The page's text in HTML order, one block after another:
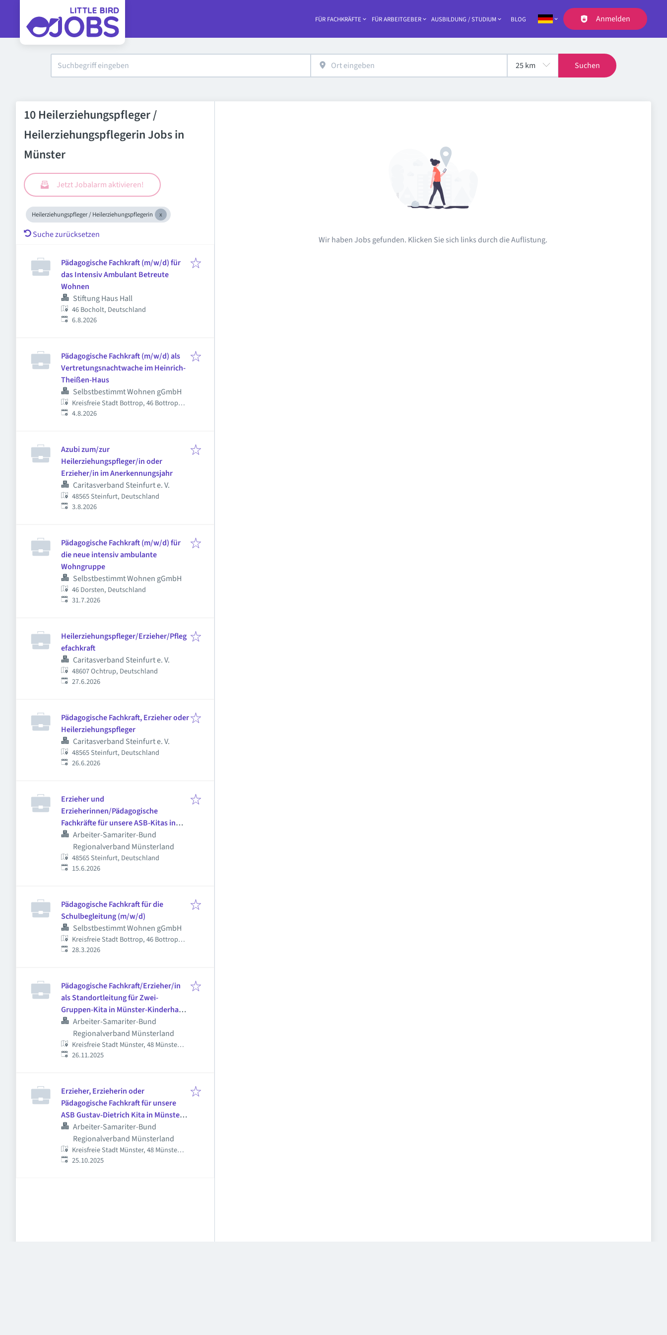
Haupt-Navigation
FÜR FACHKRÄFTE FÜR ARBEITGEBER AUSBILDUNG / STUDIUM BLOG Anmelden
Suchen
10 Heilerziehungspfleger /
Heilerziehungspflegerin Jobs in
Münster
Jetzt Jobalarm aktivieren!
Heilerziehungspfleger / Heilerziehungspflegerin
Suche zurücksetzen
Pädagogische Fachkraft (m/w/d) für
das Intensiv Ambulant Betreute
Wohnen
Stiftung Haus Hall
46 Bocholt, Deutschland
Veröffentlicht
6.8.2026
Pädagogische Fachkraft (m/w/d) als
Vertretungsnachtwache im Heinrich-
Theißen-Haus
Selbstbestimmt Wohnen gGmbH
Kreisfreie Stadt Bottrop, 46 Bottrop,
Deutschland
Veröffentlicht
4.8.2026
Azubi zum/zur
Heilerziehungspfleger/in oder
Erzieher/in im Anerkennungsjahr
Caritasverband Steinfurt e. V.
48565 Steinfurt, Deutschland
Veröffentlicht
3.8.2026
Pädagogische Fachkraft (m/w/d) für
die neue intensiv ambulante
Wohngruppe
Selbstbestimmt Wohnen gGmbH
46 Dorsten, Deutschland
Veröffentlicht
31.7.2026
Heilerziehungspfleger/Erzieher/Pfleg
efachkraft
Caritasverband Steinfurt e. V.
48607 Ochtrup, Deutschland
Veröffentlicht
27.6.2026
Pädagogische Fachkraft, Erzieher oder
Heilerziehungspfleger
Caritasverband Steinfurt e. V.
48565 Steinfurt, Deutschland
Veröffentlicht
26.6.2026
Erzieher und
Erzieherinnen/Pädagogische
Fachkräfte für unsere ASB-Kitas in
Steinfurt (m/w/d)
Arbeiter-Samariter-Bund
Regionalverband Münsterland
48565 Steinfurt, Deutschland
Veröffentlicht
15.6.2026
Pädagogische Fachkraft für die
Schulbegleitung (m/w/d)
Selbstbestimmt Wohnen gGmbH
Kreisfreie Stadt Bottrop, 46 Bottrop,
Deutschland
Veröffentlicht
28.3.2026
Pädagogische Fachkraft/Erzieher/in
als Standortleitung für Zwei-
Gruppen-Kita in Münster-Kinderhaus
(m/w/d)
Arbeiter-Samariter-Bund
Regionalverband Münsterland
Kreisfreie Stadt Münster, 48 Münster,
Deutschland
Veröffentlicht:
26.11.2025
Erzieher, Erzieherin oder
Pädagogische Fachkraft für unsere
ASB Gustav-Dietrich Kita in Münster
(m/w/d)
Arbeiter-Samariter-Bund
Regionalverband Münsterland
Kreisfreie Stadt Münster, 48 Münster,
Deutschland
Veröffentlicht:
25.10.2025
Wir haben Jobs gefunden. Klicken Sie sich links durch die Auflistung.